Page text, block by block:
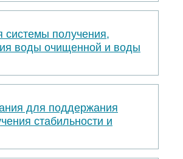
системы получения,
воды очищенной и воды
для поддержания
стабильности и